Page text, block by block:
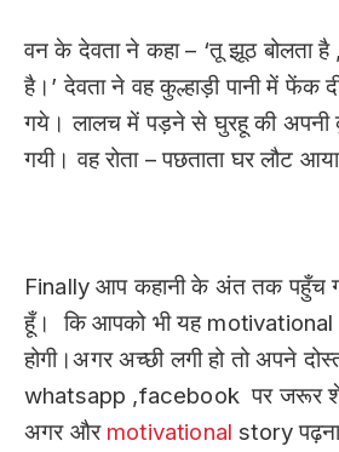
वन के देवता ने कहा – ‘तू झूठ बोलता है
है।’ देवता ने वह कुल्हाड़ी पानी में फेंक
गये। लालच में पड़ने से घुरहू की अपनी
गयी। वह रोता – पछताता घर लौट
Finally आप कहानी के अंत तक पहुँच
हूँ। कि आपको भी यह motivational
होगी।अगर अच्छी लगी हो तो अपने
whatsapp ,facebook पर जरूर
अगर और motivational story